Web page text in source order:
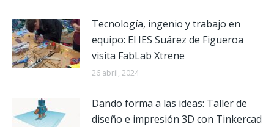
Tecnología, ingenio y trabajo en
equipo: El IES Suárez de Figueroa
visita FabLab Xtrene
26 abril, 2024
Dando forma a las ideas: Taller de
diseño e impresión 3D con Tinkercad